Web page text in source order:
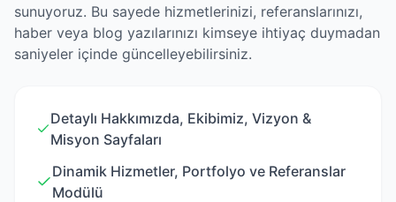
sunuyoruz. Bu sayede hizmetlerinizi, referanslarınızı,
haber veya blog yazılarınızı kimseye ihtiyaç duymadan
saniyeler içinde güncelleyebilirsiniz.
Detaylı Hakkımızda, Ekibimiz, Vizyon &
Misyon Sayfaları
Dinamik Hizmetler, Portfolyo ve Referanslar
Modülü